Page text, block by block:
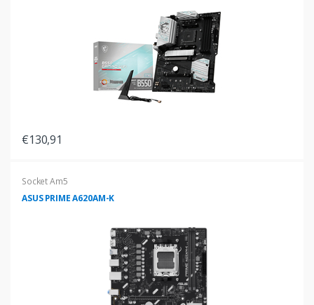
€130,91
Socket Am5
ASUS PRIME A620AM-K